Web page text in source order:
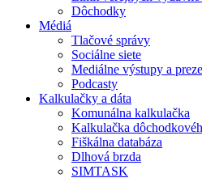
Dôchodky
Médiá
Tlačové správy
Sociálne siete
Mediálne výstupy a
Podcasty
Kalkulačky a dáta
Komunálna kalkulačka
Kalkulačka
Fiškálna databáza
Dlhová brzda
SIMTASK